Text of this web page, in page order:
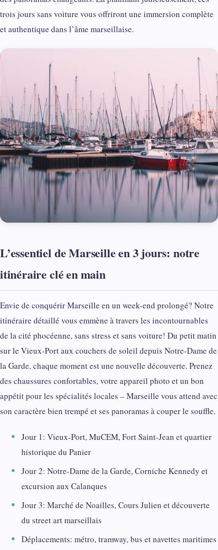
trois jours sans voiture vous offriront une immersion complète
et authentique dans l’âme marseillaise.
L’essentiel de Marseille en 3 jours: notre
itinéraire clé en main
Envie de conquérir Marseille en un week-end prolongé? Notre
itinéraire détaillé vous emmène à travers les incontournables
de la cité phocéenne, sans stress et sans voiture! Du petit matin
sur le Vieux-Port aux couchers de soleil depuis Notre-Dame de
la Garde, chaque moment est une nouvelle découverte. Prenez
des chaussures confortables, votre appareil photo et un bon
appétit pour les spécialités locales – Marseille vous attend avec
son caractère bien trempé et ses panoramas à couper le souffle.
Jour 1: Vieux-Port, MuCEM, Fort Saint-Jean et quartier
historique du Panier
Jour 2: Notre-Dame de la Garde, Corniche Kennedy et
excursion aux Calanques
Jour 3: Marché de Noailles, Cours Julien et découverte
du street art marseillais
Déplacements: métro, tramway, bus et navettes maritimes